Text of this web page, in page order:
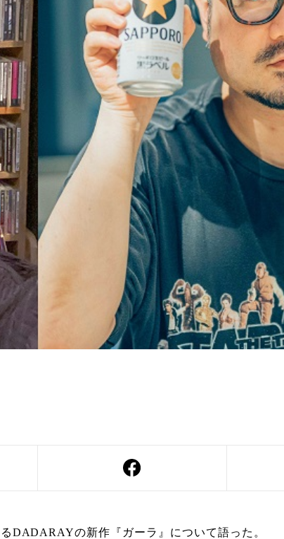
DADARAYの新作『ガーラ』について語った。